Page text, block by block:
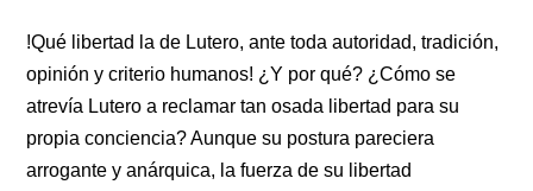
!Qué libertad la de Lutero, ante toda autoridad, tradición,
opinión y criterio humanos! ¿Y por qué? ¿Cómo se
atrevía Lutero a reclamar tan osada libertad para su
propia conciencia? Aunque su postura pareciera
arrogante y anárquica, la fuerza de su libertad